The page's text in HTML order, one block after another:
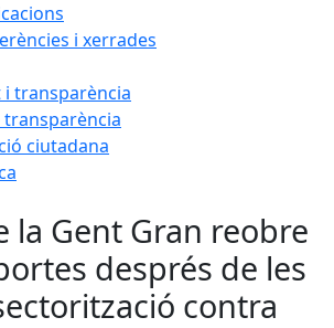
i xerrades
transparència
transparència
ciutadana
la Gent Gran reobre
després de les
contra